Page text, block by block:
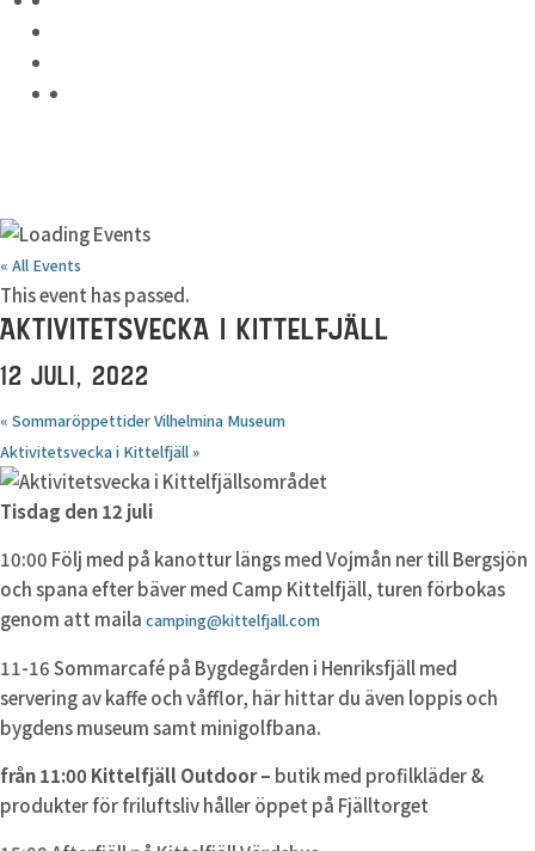
« All Events
This event has passed.
AKTIVITETSVECKA I KITTELFJÄLL
12 JULI, 2022
« Sommaröppettider Vilhelmina Museum
Aktivitetsvecka i Kittelfjäll»
Tisdag den 12 juli
10:00 Följ med på kanottur längs med Vojmån ner till Bergsjön
och spana efter bäver med Camp Kittelfjäll, turen förbokas
genom att maila camping@kittelfjall.com
11-16 Sommarcafé på Bygdegården i Henriksfjäll med
servering av kaffe och våfflor, här hittar du även loppis och
bygdens museum samt minigolfbana.
från 11:00 Kittelfjäll Outdoor – butik med profilkläder &
produkter för friluftsliv håller öppet på Fjälltorget